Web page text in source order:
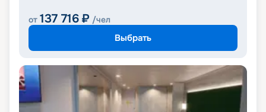
от 137 716 ₽ /чел
Выбрать